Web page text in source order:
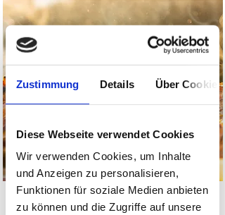
Zustimmung Details Über Cookies
Diese Webseite verwendet Cookies
Wir verwenden Cookies, um Inhalte
und Anzeigen zu personalisieren,
Funktionen für soziale Medien anbieten
zu können und die Zugriffe auf unsere
weilnau.de
Ihre Gäste werden Sie lieben!